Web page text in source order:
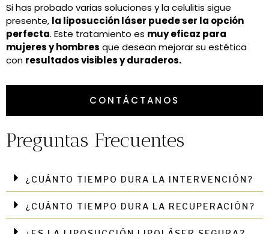
Si has probado varias soluciones y la celulitis sigue
presente, la liposucción láser puede ser la opción
perfecta. Este tratamiento es muy eficaz para
mujeres y hombres que desean mejorar su estética
con resultados visibles y duraderos.
CONTÁCTANOS
Preguntas Frecuentes
¿CUÁNTO TIEMPO DURA LA INTERVENCIÓN?
¿CUÁNTO TIEMPO DURA LA RECUPERACIÓN?